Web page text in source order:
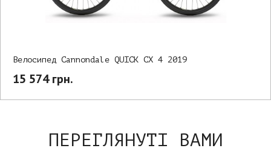
Велосипед Cannondale QUICK CX 4 2019
15 574 грн.
ПЕРЕГЛЯНУТІ ВАМИ